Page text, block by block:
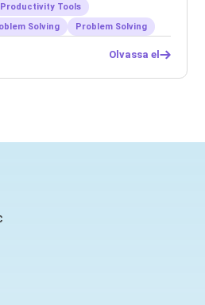
Productivity Tools
Solving Problem Solving
Olvassa el